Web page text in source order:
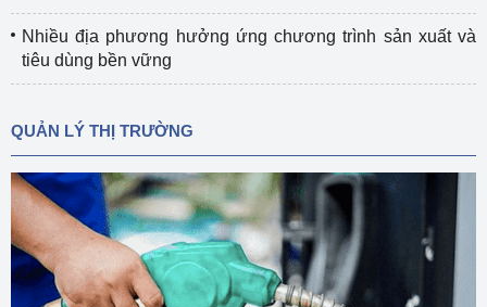
Nhiều địa phương hưởng ứng chương trình sản xuất và
tiêu dùng bền vững
QUẢN LÝ THỊ TRƯỜNG